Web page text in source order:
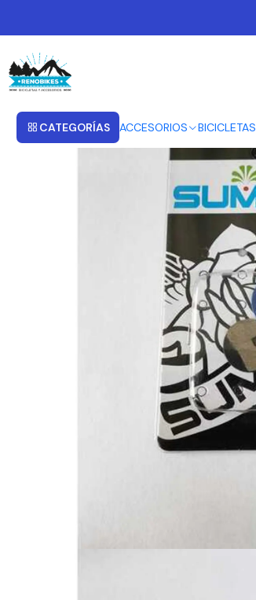
CATEGORÍAS ACCESORIOS BICICLETAS